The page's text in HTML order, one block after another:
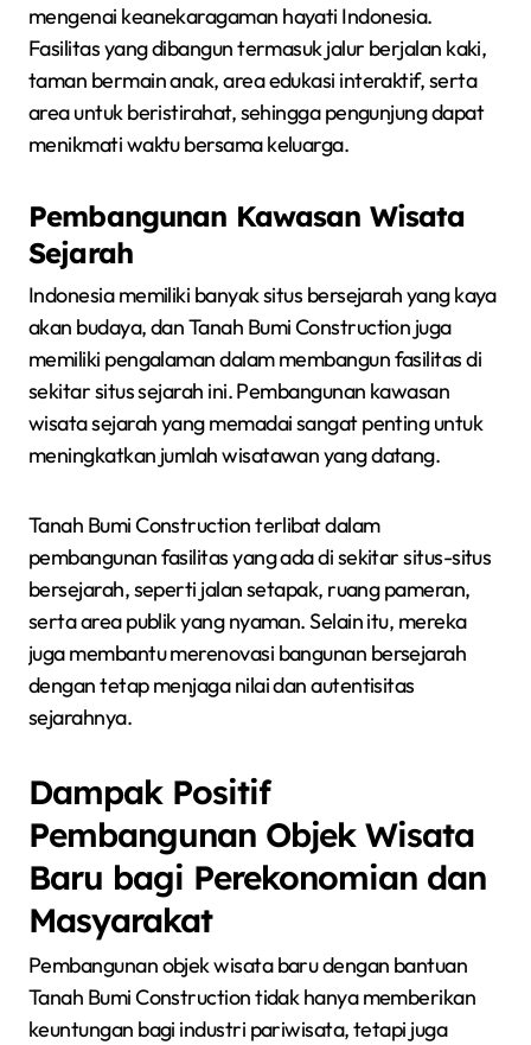
mengenai keanekaragaman hayati Indonesia.
Fasilitas yang dibangun termasuk jalur berjalan kaki,
taman bermain anak, area edukasi interaktif, serta
area untuk beristirahat, sehingga pengunjung dapat
menikmati waktu bersama keluarga.
Pembangunan Kawasan Wisata
Sejarah
Indonesia memiliki banyak situs bersejarah yang kaya
akan budaya, dan Tanah Bumi Construction juga
memiliki pengalaman dalam membangun fasilitas di
sekitar situs sejarah ini. Pembangunan kawasan
wisata sejarah yang memadai sangat penting untuk
meningkatkan jumlah wisatawan yang datang.
Tanah Bumi Construction terlibat dalam
pembangunan fasilitas yang ada di sekitar situs-situs
bersejarah, seperti jalan setapak, ruang pameran,
serta area publik yang nyaman. Selain itu, mereka
juga membantu merenovasi bangunan bersejarah
dengan tetap menjaga nilai dan autentisitas
sejarahnya.
Dampak Positif
Pembangunan Objek Wisata
Baru bagi Perekonomian dan
Masyarakat
Pembangunan objek wisata baru dengan bantuan
Tanah Bumi Construction tidak hanya memberikan
keuntungan bagi industri pariwisata, tetapi juga